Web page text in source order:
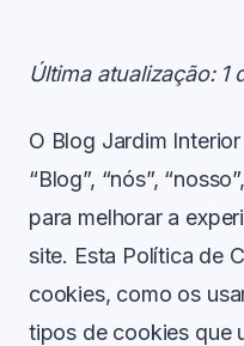
Última atualização: 1
O Blog Jardim
“Blog”, “nós”,
para melhorar a
site. Esta Política de
cookies, como os
tipos de cookies que